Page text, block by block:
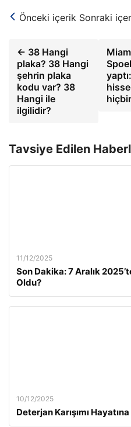
Önceki içerik Sonraki
← 38 Hangi
plaka? 38 Hangi
şehrin plaka
kodu var? 38
Hangi ile
ilgilidir?
Tavsiye Edilen
11/12/2025
Son Dakika: 7 Aralık
Oldu?
10/12/2025
Deterjan Karışımı